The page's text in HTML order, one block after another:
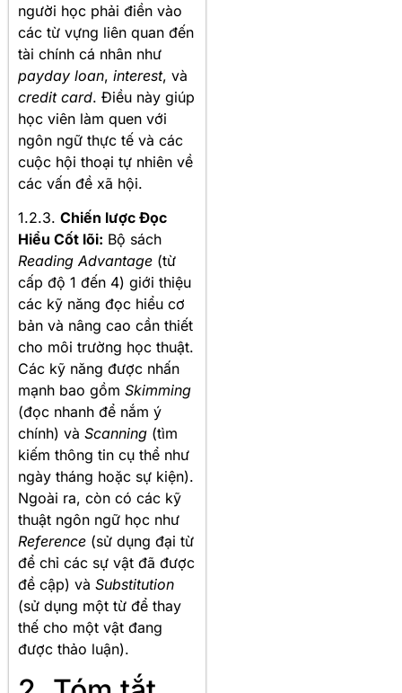
người học phải điền vào
các từ vựng liên quan đến
tài chính cá nhân như
payday loan, interest, và
credit card. Điều này giúp
học viên làm quen với
ngôn ngữ thực tế và các
cuộc hội thoại tự nhiên về
các vấn đề xã hội.
1.2.3. Chiến lược Đọc
Hiểu Cốt lõi: Bộ sách
Reading Advantage (từ
cấp độ 1 đến 4) giới thiệu
các kỹ năng đọc hiểu cơ
bản và nâng cao cần thiết
cho môi trường học thuật.
Các kỹ năng được nhấn
mạnh bao gồm Skimming
(đọc nhanh để nắm ý
chính) và Scanning (tìm
kiếm thông tin cụ thể như
ngày tháng hoặc sự kiện).
Ngoài ra, còn có các kỹ
thuật ngôn ngữ học như
Reference (sử dụng đại từ
để chỉ các sự vật đã được
đề cập) và Substitution
(sử dụng một từ để thay
thế cho một vật đang
được thảo luận).